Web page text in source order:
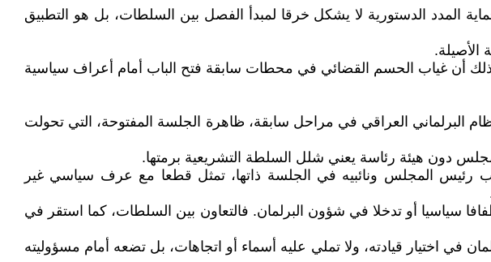
المدد الدستورية لا يشكل خرقا لمبدأ الفصل بين السلطات، بل هو التطبيق
الأصيلة.
ذلك أن غياب الحسم القضائي في محطات سابقة فتح الباب أمام أعراف سياسية
البرلماني العراقي في مراحل سابقة، ظاهرة الجلسة المفتوحة، التي تحولت
دون هيئة رئاسة يعني شلل السلطة التشريعية برمتها.
رئيس المجلس ونائبيه في الجلسة ذاتها، تمثل قطعا مع عرف سياسي غير
سياسيا أو تدخلا في شؤون البرلمان. فالتعاون بين السلطات، كما استقر في
في اختيار قيادته، ولا تملي عليه أسماء أو اتجاهات، بل تضعه أمام مسؤوليته